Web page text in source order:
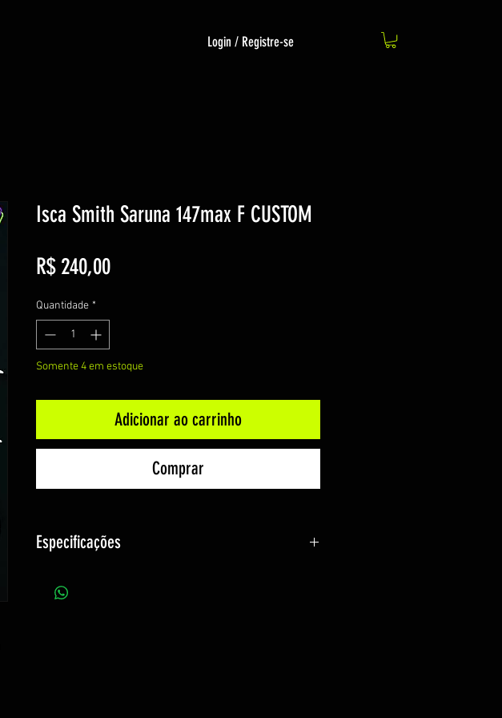
Login / Registre-se
Isca Smith Saruna 147max F CUSTOM
R$ 240,00Preço
Quantidade *
Somente 4 em estoque
Adicionar ao carrinho
Comprar
Especificações
Modelo: Saruna 147 MAX F